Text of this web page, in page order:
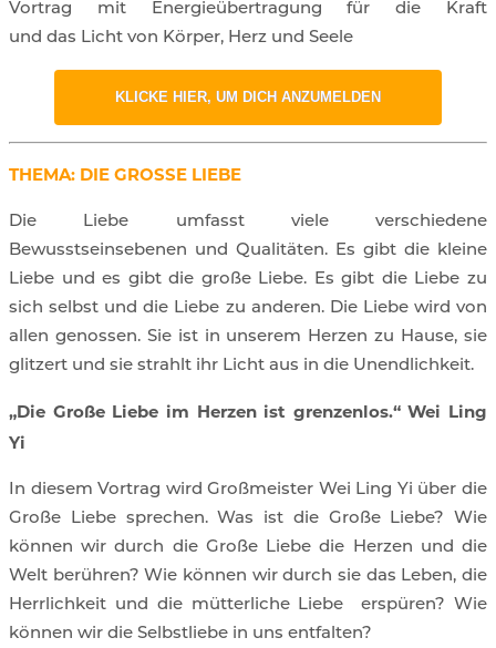
Vortrag mit Energieübertragung für die Kraft
und das Licht von Körper, Herz und Seele
KLICKE HIER, UM DICH ANZUMELDEN
THEMA: DIE GROSSE LIEBE
Die Liebe umfasst viele verschiedene
Bewusstseinsebenen und Qualitäten. Es gibt die kleine
Liebe und es gibt die große Liebe. Es gibt die Liebe zu
sich selbst und die Liebe zu anderen. Die Liebe wird von
allen genossen. Sie ist in unserem Herzen zu Hause, sie
glitzert und sie strahlt ihr Licht aus in die Unendlichkeit.
„Die Große Liebe im Herzen ist grenzenlos.“ Wei Ling
Yi
In diesem Vortrag wird Großmeister Wei Ling Yi über die
Große Liebe sprechen. Was ist die Große Liebe? Wie
können wir durch die Große Liebe die Herzen und die
Welt berühren? Wie können wir durch sie das Leben, die
Herrlichkeit und die mütterliche Liebe
erspüren? Wie
können wir die Selbstliebe in uns entfalten?